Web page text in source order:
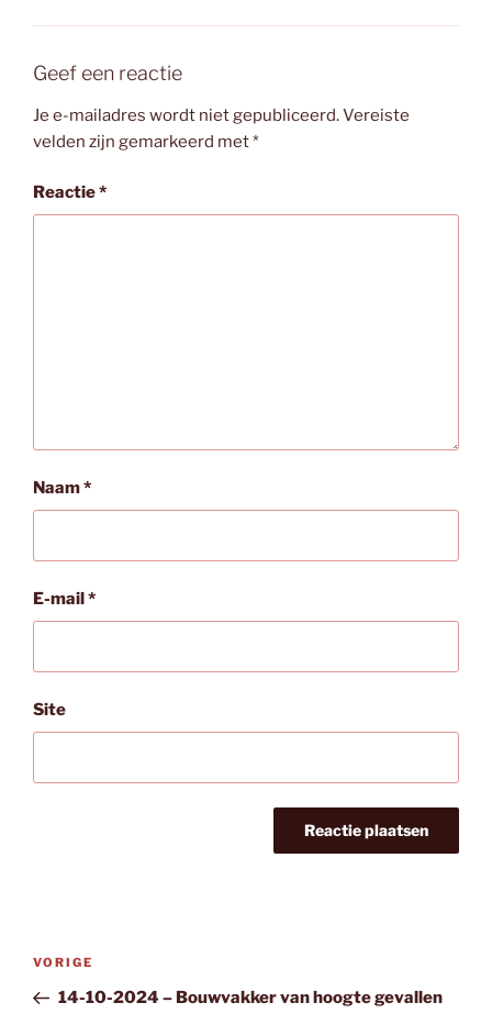
Geef een reactie
Je e-mailadres wordt niet gepubliceerd.Vereiste
velden zijn gemarkeerd met*
Reactie*
Naam*
E-mail*
Site
Bericht
Vorig
bericht
VORIGE
14-10-2024 – Bouwvakker van hoogte gevallen